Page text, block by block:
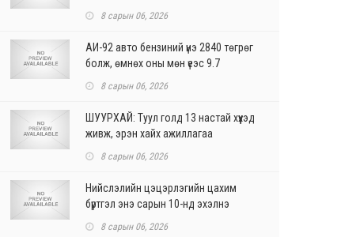
8 сарын 06, 2026
АИ-92 авто бензиний үнэ 2840 төгрөг
болж, өмнөх оны мөн үеэс 9.7
8 сарын 06, 2026
ШУУРХАЙ: Туул голд 13 настай хүүхэд
живж, эрэн хайх ажиллагаа
8 сарын 06, 2026
Нийслэлийн цэцэрлэгийн цахим
бүртгэл энэ сарын 10-нд эхэлнэ
8 сарын 06, 2026